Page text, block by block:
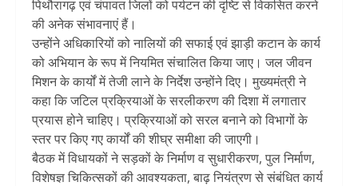
पिथौरागढ़ एवं चंपावत जिलों को पर्यटन की दृष्टि से विकसित करने
की अनेक संभावनाएं हैं।
उन्होंने अधिकारियों को नालियों की सफाई एवं झाड़ी कटान के कार्य
को अभियान के रूप में नियमित संचालित किया जाए। जल जीवन
मिशन के कार्यों में तेजी लाने के निर्देश उन्होंने दिए। मुख्यमंत्री ने
कहा कि जटिल प्रक्रियाओं के सरलीकरण की दिशा में लगातार
प्रयास होने चाहिए। प्रक्रियाओं को सरल बनाने को विभागों के
स्तर पर किए गए कार्यों की शीघ्र समीक्षा की जाएगी।
बैठक में विधायकों ने सड़कों के निर्माण व सुधारीकरण, पुल निर्माण,
विशेषज्ञ चिकित्सकों की आवश्यकता, बाढ़ नियंत्रण से संबंधित कार्य